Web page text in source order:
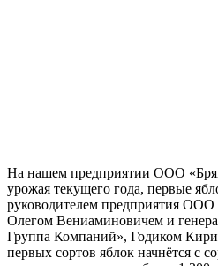
На нашем предприятии ООО
урожая текущего года, первые
руководителем предприятия
Олегом Вениаминовичем и
Группа Компаний», Годиком
первых сортов яблок начнётся с